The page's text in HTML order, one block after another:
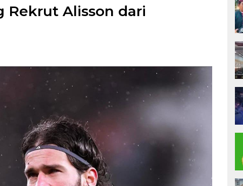
Rekrut Alisson dari